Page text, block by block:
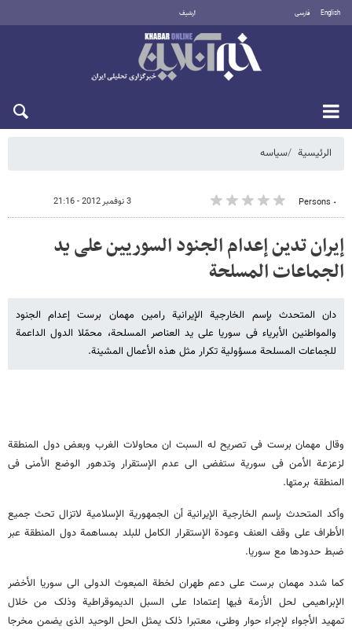
English فارسی أرشيف
الرئيسية سیاسه
٠ Persons 3 نوفمبر 2012 - 21:16
إیران تدین إعدام الجنود السوریین علی ید
الجماعات المسلحة
دان المتحدث بإسم الخارجیة الإیرانیة رامین مهمان برست إعدام الجنود
والمواطنین الأبریاء فی سوریا علی ید العناصر المسلحة، محمّلا الدول الداعمة
للجماعات المسلحة مسؤولیة تکرار مثل هذه الأعمال المشینة.
وقال مهمان برست فی تصریح له السبت ان محاولات الغرب وبعض دول المنطقة
لزعزعة الأمن فی سوریة ستفضی الی عدم الإستقرار وتدهور الوضع الأمنی فی
المنطقة برمتها.
وأکد المتحدث بإسم الخارجیة الإیرانیة أن الجمهوریة الإسلامیة لاتزال تحث جمیع
الأطراف علی وقف العنف وعودة الإستقرار الکامل للبلد بمساهمة دول المنطقة عبر
ضبط حدودها مع سوریا.
کما شدد مهمان برست علی دعم طهران لخطة المبعوث الدولی الی سوریا الأخضر
الإبراهیمی لحل الأزمة فیها إعتمادا علی السبل الدیموقراطیة وذلک من خلال
تمهید الأجواء لإجراء حوار وطنی، معتبرا ذلک یمثل الحل الوحید الذی یضمن مخرجا